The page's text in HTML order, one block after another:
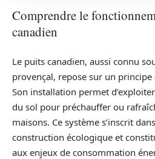
Comprendre le
canadien
Le puits canadien, aussi connu
provençal, repose sur un
Son installation permet
du sol pour préchauffer ou
maisons. Ce système s’inscrit
construction écologique et
aux enjeux de consommation